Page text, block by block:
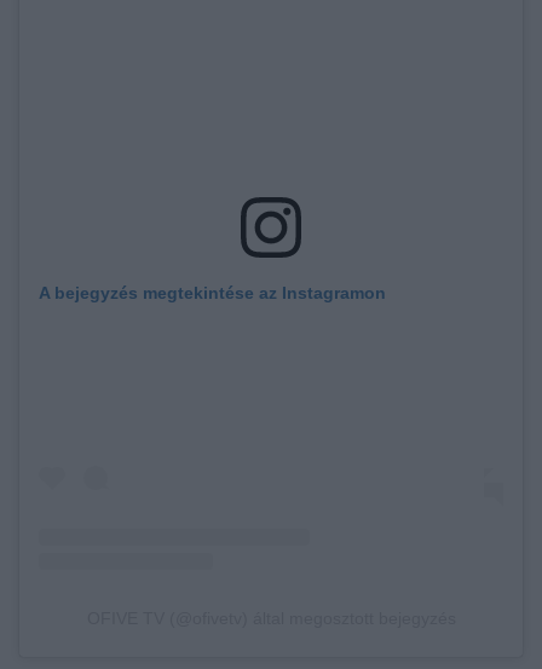
A bejegyzés megtekintése az Instagramon